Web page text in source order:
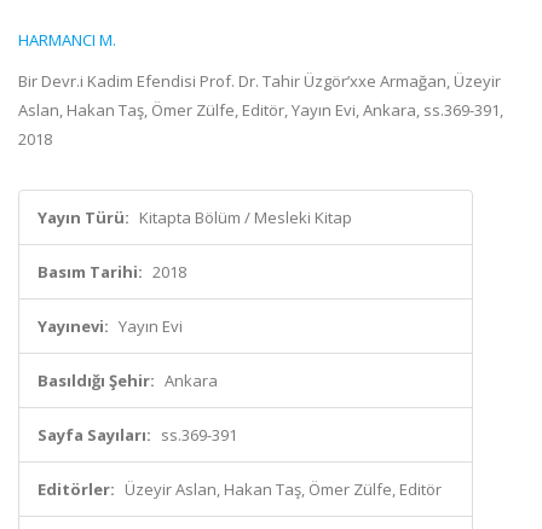
HARMANCI M.
Bir Devr.i Kadim Efendisi Prof. Dr. Tahir Üzgör’xxe Armağan, Üzeyir
Aslan, Hakan Taş, Ömer Zülfe, Editör, Yayın Evi, Ankara, ss.369-391,
2018
Yayın Türü: Kitapta Bölüm / Mesleki Kitap
Basım Tarihi: 2018
Yayınevi: Yayın Evi
Basıldığı Şehir: Ankara
Sayfa Sayıları: ss.369-391
Editörler: Üzeyir Aslan, Hakan Taş, Ömer Zülfe, Editör